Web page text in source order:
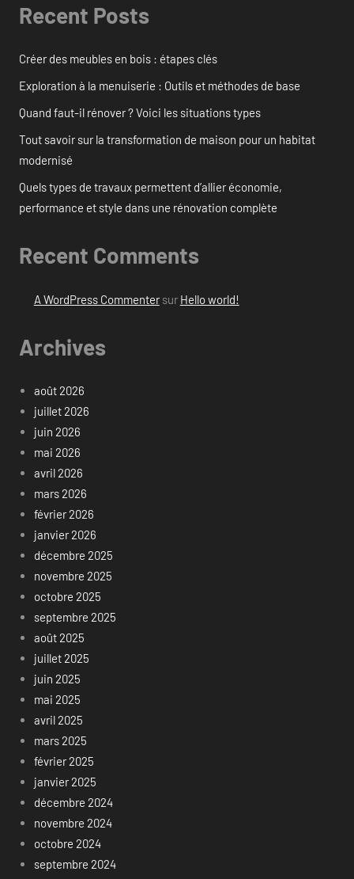
Recent Posts
Créer des meubles en bois : étapes clés
Exploration à la menuiserie : Outils et méthodes de base
Quand faut-il rénover ? Voici les situations types
Tout savoir sur la transformation de maison pour un habitat
modernisé
Quels types de travaux permettent d’allier économie,
performance et style dans une rénovation complète
Recent Comments
A WordPress Commentersur Hello world!
Archives
août 2026
juillet 2026
juin 2026
mai 2026
avril 2026
mars 2026
février 2026
janvier 2026
décembre 2025
novembre 2025
octobre 2025
septembre 2025
août 2025
juillet 2025
juin 2025
mai 2025
avril 2025
mars 2025
février 2025
janvier 2025
décembre 2024
novembre 2024
octobre 2024
septembre 2024